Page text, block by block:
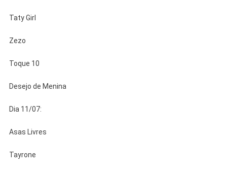
Taty Girl
Zezo
Toque 10
Desejo de Menina
Dia 11/07:
Asas Livres
Tayrone